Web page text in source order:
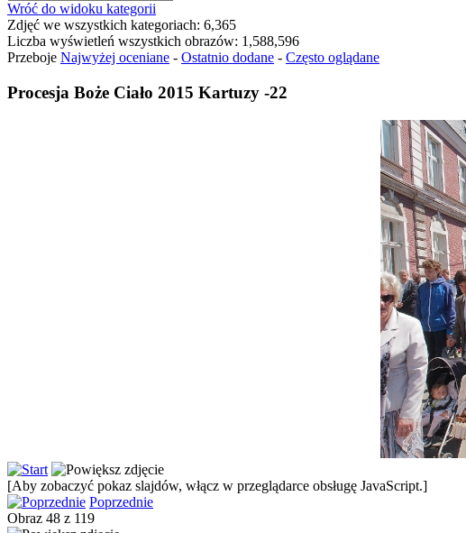
Wróć do widoku kategorii
Zdjęć we wszystkich kategoriach: 6,365
Liczba wyświetleń wszystkich obrazów: 1,588,596
Przeboje Najwyżej oceniane - Ostatnio dodane - Często oglądane
Procesja Boże Ciało 2015 Kartuzy -22
[Aby zobaczyć pokaz slajdów, włącz w przeglądarce obsługę JavaScript.]
Poprzednie
Obraz 48 z 119